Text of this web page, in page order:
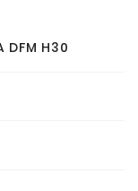
DFM H30